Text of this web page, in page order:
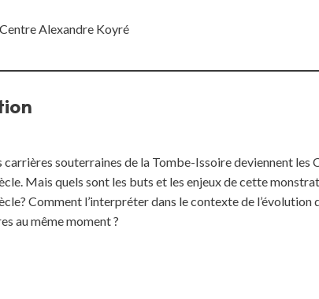
Alexandre Koyré
carrières souterraines de la Tombe-Issoire deviennent les
Mais quels sont les buts et les enjeux de cette
Comment l’interpréter dans le contexte de l’évolution
au même moment ?